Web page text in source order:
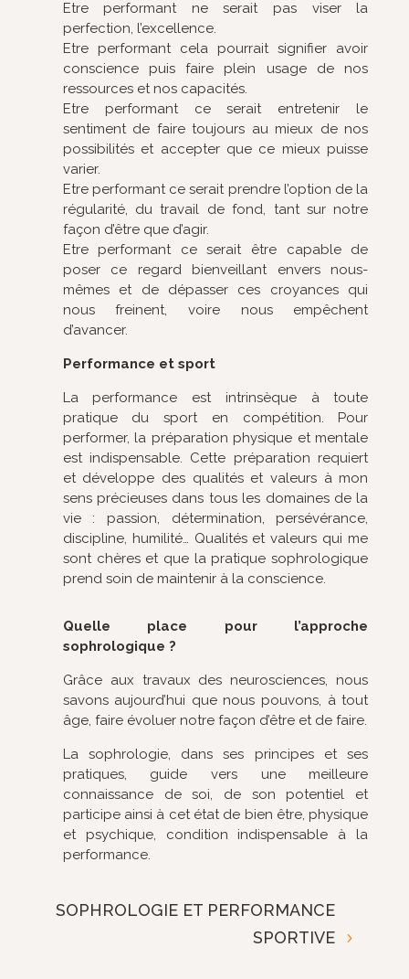
Etre performant ne serait pas viser la
perfection, l’excellence.
Etre performant cela pourrait signifier avoir
conscience puis faire plein usage de nos
ressources et nos capacités.
Etre performant ce serait entretenir le
sentiment de faire toujours au mieux de nos
possibilités et accepter que ce mieux puisse
varier.
Etre performant ce serait prendre l’option de la
régularité, du travail de fond, tant sur notre
façon d’être que d’agir.
Etre performant ce serait être capable de
poser ce regard bienveillant envers nous-
mêmes et de dépasser ces croyances qui
nous freinent, voire nous empêchent
d’avancer.
Performance et sport
La performance est intrinsèque à toute
pratique du sport en compétition. Pour
performer, la préparation physique et mentale
est indispensable. Cette préparation requiert
et développe des qualités et valeurs à mon
sens précieuses dans tous les domaines de la
vie : passion, détermination, persévérance,
discipline, humilité… Qualités et valeurs qui me
sont chères et que la pratique sophrologique
prend soin de maintenir à la conscience.
Quelle place pour l’approche
sophrologique ?
Grâce aux travaux des neurosciences, nous
savons aujourd’hui que nous pouvons, à tout
âge, faire évoluer notre façon d’être et de faire.
La sophrologie, dans ses principes et ses
pratiques, guide vers une meilleure
connaissance de soi, de son potentiel et
participe ainsi à cet état de bien être, physique
et psychique, condition indispensable à la
performance.
SOPHROLOGIE ET PERFORMANCE
SPORTIVE